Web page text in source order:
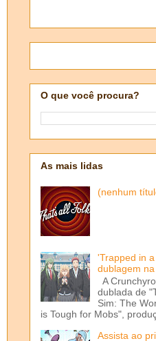
O que você procura?
As mais lidas
(nenhum
'Trapped in
dublagem
A
dublada de
Sim: The
is Tough for Mobs",
Assista ao